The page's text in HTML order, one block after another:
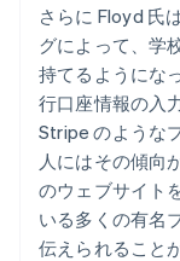
さらに Floyd 氏
グによって、学
持てるようにな
行口座情報の入
Stripe のような
人にはその傾向
のウェブサイト
いる多くの有名
伝えられること